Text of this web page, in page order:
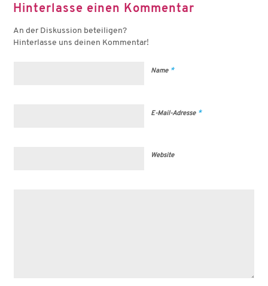
Hinterlasse einen Kommentar
An der Diskussion beteiligen?
Hinterlasse uns deinen Kommentar!
Name *
E-Mail-Adresse *
Website